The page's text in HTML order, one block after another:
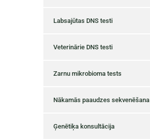
Labsajūtas DNS testi
Veterinārie DNS testi
Zarnu mikrobioma tests
Nākamās paaudzes sekvenēšana
Ģenētiķa konsultācija